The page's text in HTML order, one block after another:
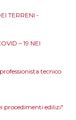
TERRENI -
– 19 NEI
tecnico
procedimenti edilizi"